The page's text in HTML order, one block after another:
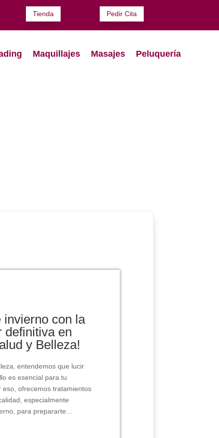
Tienda Pedir Cita
Maquillajes Masajes Peluquería
invierno con la
definitiva en
y Belleza!
entendemos que lucir
es esencial para tu
ofrecemos tratamientos
especialmente
para prepararte...